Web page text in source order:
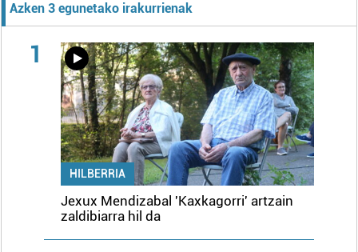
Azken 3 egunetako irakurrienak
1
HILBERRIA
Jexux Mendizabal 'Kaxkagorri' artzain
zaldibiarra hil da